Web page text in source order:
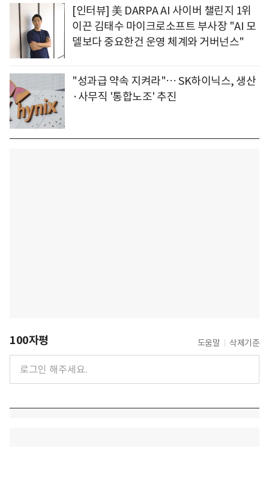
[인터뷰] 美 DARPA AI 사이버 챌린지 1위
이끈 김태수 마이크로소프트 부사장 "AI 모
델보다 중요한건 운영 체계와 거버넌스"
"성과급 약속 지켜라"… SK하이닉스, 생산
·사무직 '통합노조' 추진
100자평 도움말 삭제기준